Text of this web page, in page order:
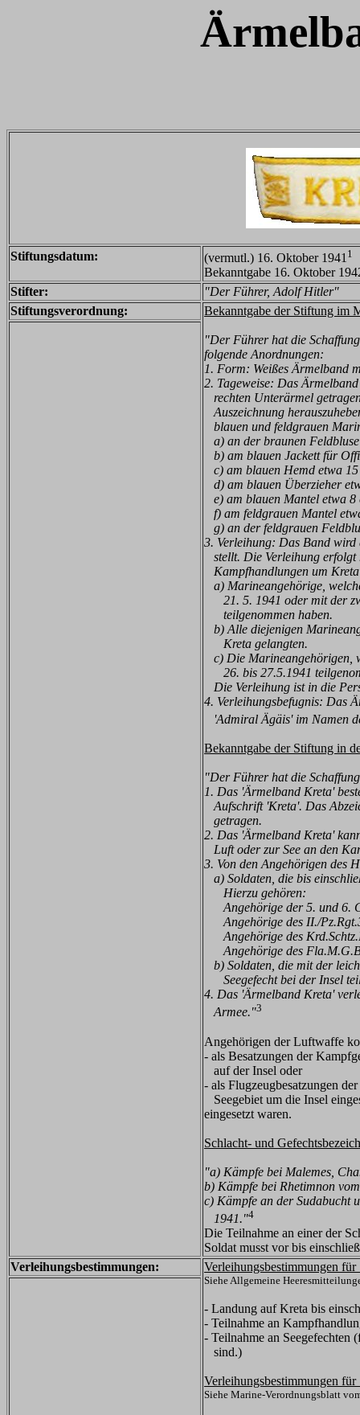
Stiftungsdatum: (vermutl.) 16. Oktober 1941 1
Bekanntgabe 16. Oktober
Stifter:
"Der Führer, Adolf Hitler"
Stiftungsverordnung:
Bekanntgabe der Stiftung im
"Der Führer hat die
folgende Anordnungen:
1. Form: Weißes Ärmelband
2. Tageweise: Das
rechten Unterärmel
Auszeichnung
blauen und feldgrauen
a) an der braunen
b) am blauen Jackett für
c) am blauen Hemd etwa
d) am blauen Überzieher
e) am blauen Mantel etwa 8
f) am feldgrauen Mantel
g) an der feldgrauen
3. Verleihung: Das Band wird
stellt. Die Verleihung erfolgt
Kampfhandlungen um
a) Marineangehörige,
21. 5. 1941 oder mit der
teilgenommen haben.
b) Alle diejenigen
Kreta gelangten.
c) Die Marineangehörigen,
26. bis 27.5.1941
Die Verleihung ist in die
4. Verleihungsbefugnis: Das
'Admiral Ägäis' im Namen
Bekanntgabe der Stiftung in
"Der Führer hat die
1. Das 'Ärmelband Kreta'
Aufschrift 'Kreta'. Das
getragen.
2. Das 'Ärmelband Kreta'
Luft oder zur See an den
3. Von den Angehörigen des
a) Soldaten, die bis
Hierzu gehören:
Angehörige der 5. und 6.
Angehörige des II./
Angehörige des
Angehörige des
b) Soldaten, die mit der
Seegefecht bei der Insel
4. Das 'Ärmelband Kreta'
Armee."3
Angehörigen der Luftwaffe
- als Besatzungen der
auf der Insel oder
- als Flugzeugbesatzungen
Seegebiet um die Insel
eingesetzt waren.
Schlacht- und
"a) Kämpfe bei Malemes,
b) Kämpfe bei Rhetimnon
c) Kämpfe an der Sudabucht
1941."4
Die Teilnahme an einer der
Soldat musst vor bis
Verleihungsbestimmungen:
Verleihungsbestimmungen für
Siehe Allgemeine
- Landung auf Kreta bis
- Teilnahme an
- Teilnahme an Seegefechten
sind.)
Verleihungsbestimmungen
Siehe Marine-Verordnungsblatt